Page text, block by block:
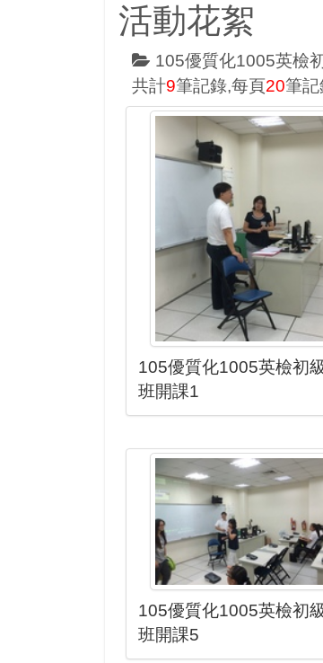
活動花絮
105優質化1005英檢
共計9筆記錄,每頁20筆
105優質化1005英檢初級
班開課1
105優質化1005英檢初級
班開課5